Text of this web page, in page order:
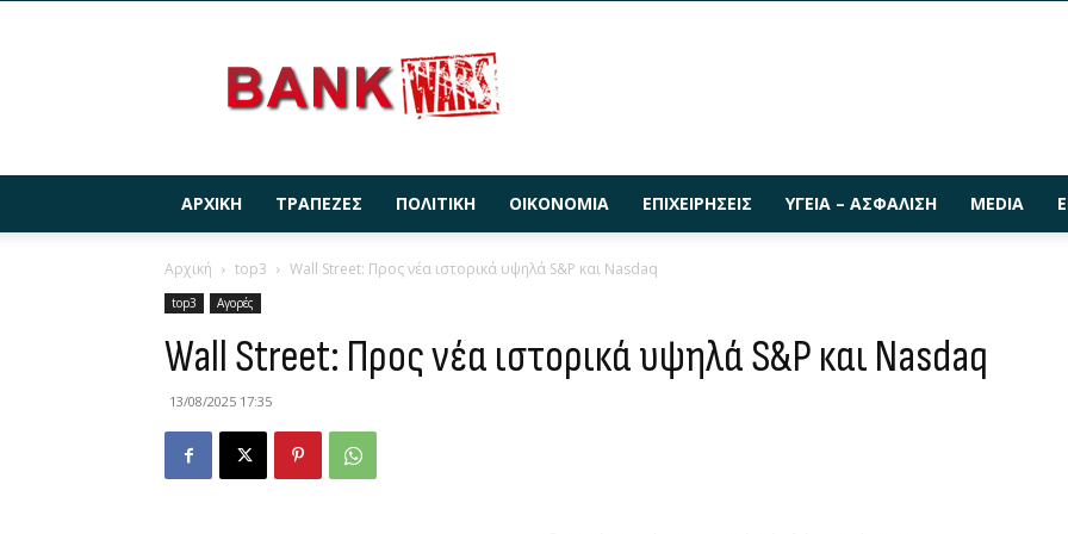
ΑΡΧΙΚΉ ΤΡΆΠΕΖΕΣ ΠΟΛΙΤΙΚΉ ΟΙΚΟΝΟΜΊΑ ΕΠΙΧΕΙΡΉΣΕΙΣ ΥΓΕΊΑ – ΑΣΦΆΛΙΣΗ MEDIA
Αρχική top3 Wall Street: Προς νέα ιστορικά υψηλά S&P και Nasdaq
top3 Αγορές
Wall Street: Προς νέα ιστορικά υψηλά S&P και Nasdaq
13/08/2025 17:35